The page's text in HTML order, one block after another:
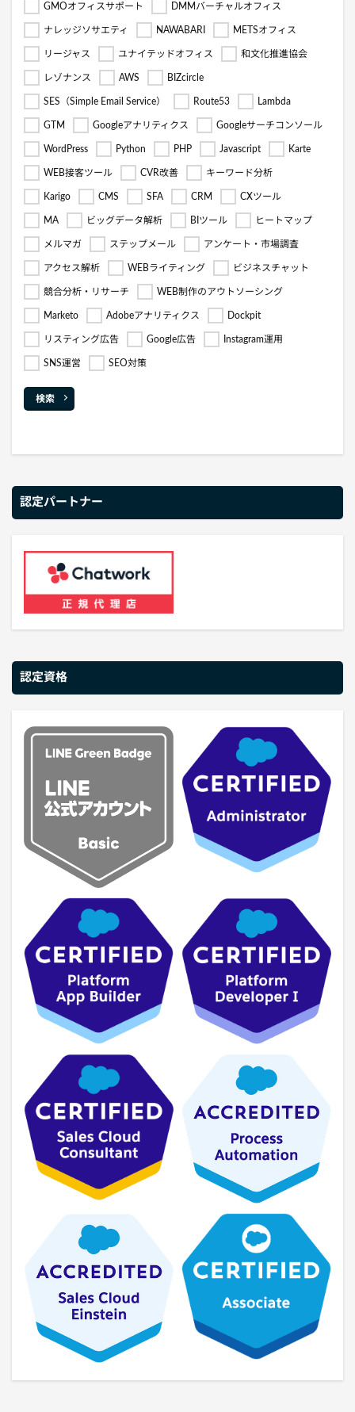
GMOオフィスサポート DMMバーチャルオフィス
ナレッジソサエティ NAWABARI METSオフィス
リージャス ユナイテッドオフィス 和文化推進協会
レゾナンス AWS BIZcircle
SES（Simple Email Service） Route53 Lambda
GTM Googleアナリティクス Googleサーチコンソール
WordPress Python PHP Javascript Karte
WEB接客ツール CVR改善 キーワード分析
Karigo CMS SFA CRM CXツール
MA ビッグデータ解析 BIツール ヒートマップ
メルマガ ステップメール アンケート・市場調査
アクセス解析 WEBライティング ビジネスチャット
競合分析・リサーチ WEB制作のアウトソーシング
Marketo Adobeアナリティクス Dockpit
リスティング広告 Google広告 Instagram運用
SNS運営 SEO対策
検索
認定パートナー
認定資格